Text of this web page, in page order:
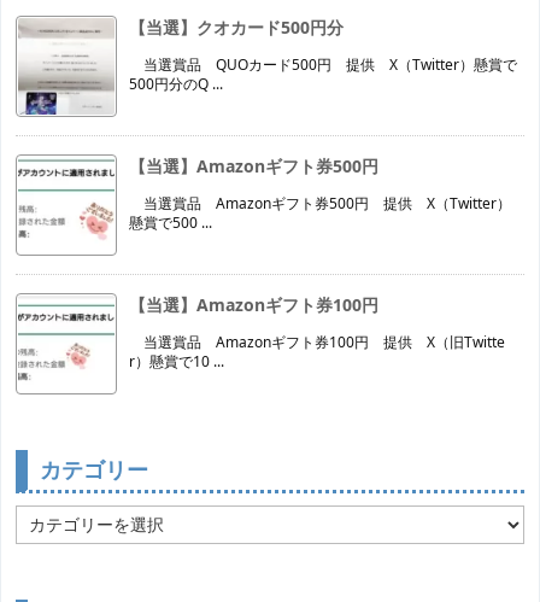
【当選】クオカード500円分
当選賞品 QUOカード500円 提供 X（Twitter）懸賞で
500円分のQ ...
【当選】Amazonギフト券500円
当選賞品 Amazonギフト券500円 提供 X（Twitter）
懸賞で500 ...
【当選】Amazonギフト券100円
当選賞品 Amazonギフト券100円 提供 X（旧Twitte
r）懸賞で10 ...
カテゴリー
テ